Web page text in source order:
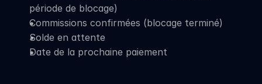
période de blocage)
Commissions confirmées (blocage terminé)
Solde en attente
Date de la prochaine paiement